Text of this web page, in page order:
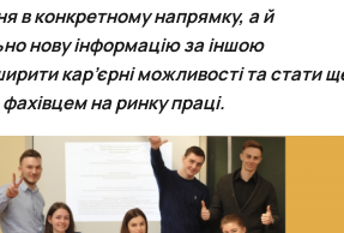
в конкретному напрямку, а й
нову інформацію за іншою
кар’єрні можливості та стати
на ринку праці.